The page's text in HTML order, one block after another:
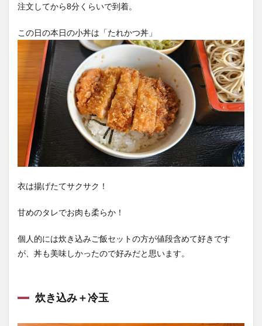
注文してから8分くらいで到着。
この日の本日の小丼は「たれかつ丼」
衣は揚げたてサクサク！
甘めのタレでお肉も柔らか！
個人的には炊き込みご飯セットの方が値段含めて好きです
が、丼も美味しかったので好みだと思います。
炊き込み＋冷玉